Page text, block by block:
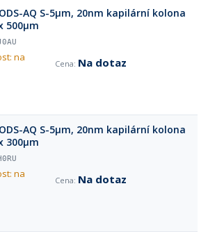
AQ S-5µm, 20nm kapilární kolona
500µm
na
Na dotaz
AQ S-5µm, 20nm kapilární kolona
300µm
na
Na dotaz